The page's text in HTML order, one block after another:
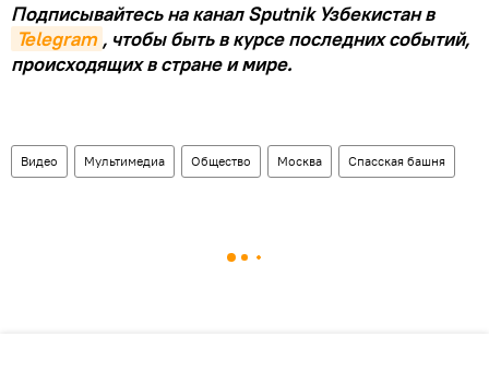
Подписывайтесь на канал Sputnik Узбекистан в
Telegram , чтобы быть в курсе последних событий,
происходящих в стране и мире.
Видео Мультимедиа Общество Москва Спасская башня